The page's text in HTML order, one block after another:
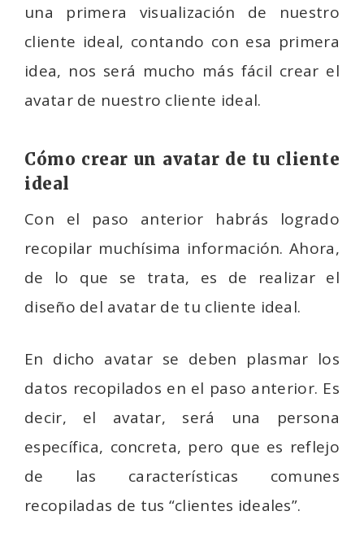
una primera visualización de nuestro
cliente ideal, contando con esa primera
idea, nos será mucho más fácil crear el
avatar de nuestro cliente ideal.
Cómo crear un avatar de tu cliente
ideal
Con el paso anterior habrás logrado
recopilar muchísima información. Ahora,
de lo que se trata, es de realizar el
diseño del avatar de tu cliente ideal.
En dicho avatar se deben plasmar los
datos recopilados en el paso anterior. Es
decir, el avatar, será una persona
específica, concreta, pero que es reflejo
de las características comunes
recopiladas de tus “clientes ideales”.